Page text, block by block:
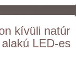
kívüli natúr
LED-es